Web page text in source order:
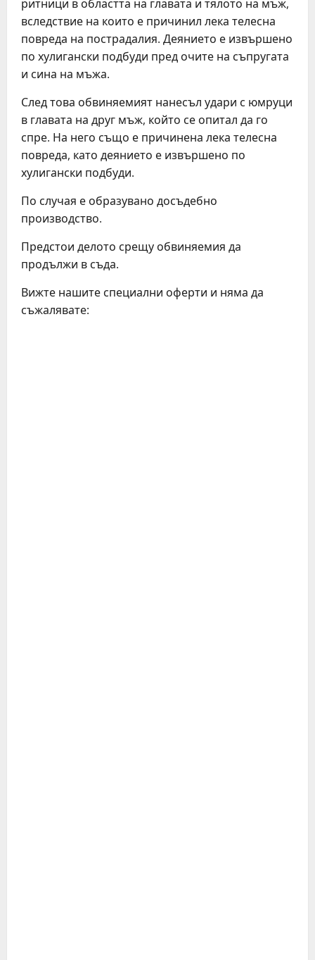
ритници в областта на главата и тялото на мъж,
вследствие на които е причинил лека телесна
повреда на пострадалия. Деянието е извършено
по хулигански подбуди пред очите на съпругата
и сина на мъжа.
След това обвиняемият нанесъл удари с юмруци
в главата на друг мъж, който се опитал да го
спре. На него също е причинена лека телесна
повреда, като деянието е извършено по
хулигански подбуди.
По случая е образувано досъдебно
производство.
Предстои делото срещу обвиняемия да
продължи в съда.
Вижте нашите специални оферти и няма да
съжалявате: